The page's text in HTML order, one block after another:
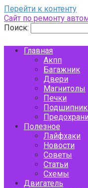
Перейти к контенту
Сайт по ремонту
Поиск:
Главная
Акпп
Багажник
Двери
Магнитолы
Печки
Полезное
Лайфхаки
Новости
Советы
Статьи
Схемы
Двигатель